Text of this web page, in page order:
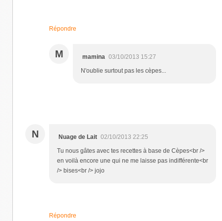
Répondre
M mamina 03/10/2013 15:27
N'oublie surtout pas les cèpes...
N Nuage de Lait 02/10/2013 22:25
Tu nous gâtes avec tes recettes à base de Cèpes<br />
en voilà encore une qui ne me laisse pas indifférente<br
/> bises<br /> jojo
Répondre